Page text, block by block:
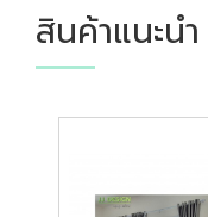
สินค้าแนะนำ